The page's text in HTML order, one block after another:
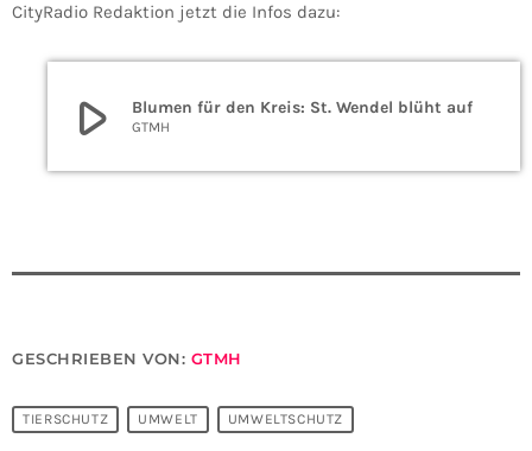
CityRadio Redaktion jetzt die Infos dazu:
play_arrow Blumen für den Kreis: St. Wendel blüht auf
GTMH
GESCHRIEBEN VON: GTMH
TIERSCHUTZ UMWELT UMWELTSCHUTZ